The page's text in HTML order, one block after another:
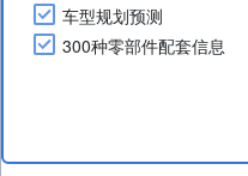
车型规划预测
300种零部件配套信息